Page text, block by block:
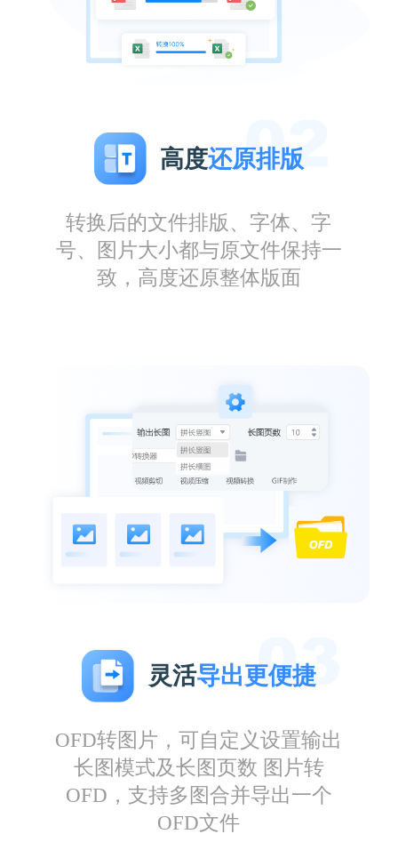
高度还原排版
转换后的文件排版、字体、字
号、图片大小都与原文件保持一
致，高度还原整体版面
灵活导出更便捷
OFD转图片，可自定义设置输出
长图模式及长图页数 图片转
OFD，支持多图合并导出一个
OFD文件
经常用这款软件输出长图，提取重要信息发给